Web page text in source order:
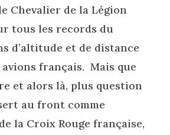
Chevalier de la Légion
tous les records du
d’altitude et de distance
français. Mais que
et alors là, plus question
au front comme
la Croix Rouge française,